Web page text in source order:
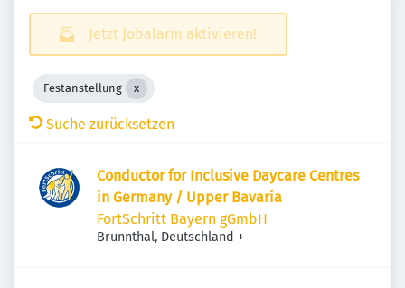
Jetzt Jobalarm aktivieren!
Festanstellung
Suche zurücksetzen
Conductor for Inclusive Daycare Centres
in Germany / Upper Bavaria
FortSchritt Bayern gGmbH
Brunnthal, Deutschland +